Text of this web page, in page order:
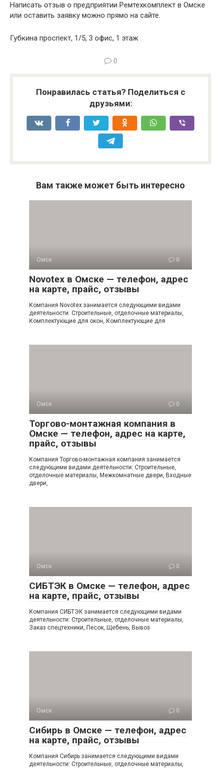
Написать отзыв о предприятии Ремтехкомплект в Омске
или оставить заявку можно прямо на сайте.
Губкина проспект, 1/5, 3 офис, 1 этаж
0
Понравилась статья? Поделиться с
друзьями:
Вам также может быть интересно
Омск 0
Novotex в Омске — телефон, адрес
на карте, прайс, отзывы
Компания Novotex занимается следующими видами
деятельности: Строительные, отделочные материалы,
Комплектующие для окон, Комплектующие для
Омск 0
Торгово-монтажная компания в
Омске — телефон, адрес на карте,
прайс, отзывы
Компания Торгово-монтажная компания занимается
следующими видами деятельности: Строительные,
отделочные материалы, Межкомнатные двери, Входные
двери,
Омск 0
СИБТЭК в Омске — телефон, адрес
на карте, прайс, отзывы
Компания СИБТЭК занимается следующими видами
деятельности: Строительные, отделочные материалы,
Заказ спецтехники, Песок, Щебень, Вывоз
Омск 0
Сибирь в Омске — телефон, адрес
на карте, прайс, отзывы
Компания Сибирь занимается следующими видами
деятельности: Строительные, отделочные материалы,